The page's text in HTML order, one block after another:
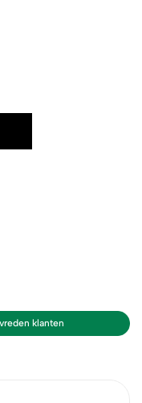
klanten